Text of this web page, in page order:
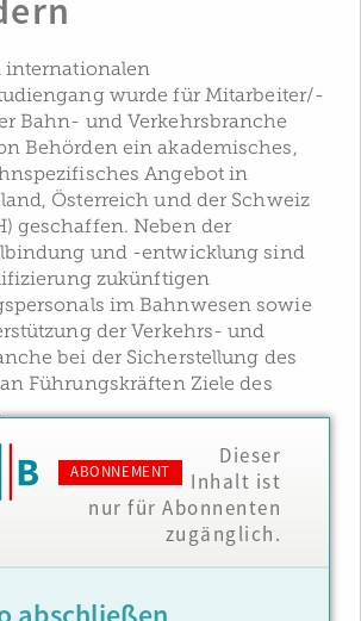
internationalen
wurde für Mitarbeiter/-
Bahn- und Verkehrsbranche
Behörden ein akademisches,
Angebot in
Österreich und der Schweiz
geschaffen. Neben der
und -entwicklung sind
zukünftigen
im Bahnwesen sowie
der Verkehrs- und
bei der Sicherstellung des
Führungskräften Ziele des
ABONNEMENT
Dieser
Inhalt ist
nur für Abonnenten
zugänglich.